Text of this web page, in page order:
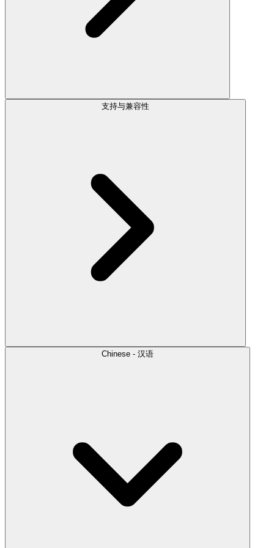
支持与兼容性
Chinese - 汉语